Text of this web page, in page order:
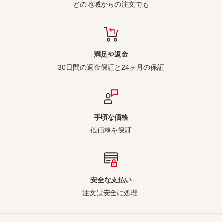
どの地域からの注文でも
満足や返金
30日間の返金保証と24ヶ月の保証
手頃な価格
低価格を保証
安全な支払い
注文は安全に処理